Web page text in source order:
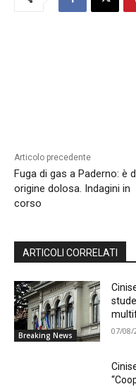
Articolo precedente
Fuga di gas a Paderno: è
origine dolosa. Indagini in
corso
ARTICOLI CORRELATI
Breaking News 07/08/